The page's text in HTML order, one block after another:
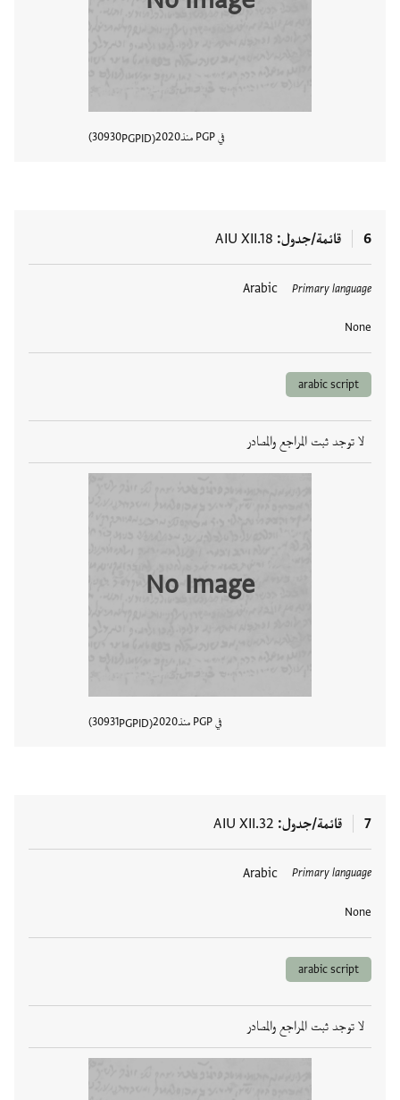
في PGP منذ 2020
PGPID
30930
6 قائمة/جدول AIU XII.18
Primary language
Arabic
None
العلامات
arabic script
لا توجد ثبت المراجع والمصادر
No Image
في PGP منذ 2020
PGPID
30931
7 قائمة/جدول AIU XII.32
Primary language
Arabic
None
العلامات
arabic script
لا توجد ثبت المراجع والمصادر